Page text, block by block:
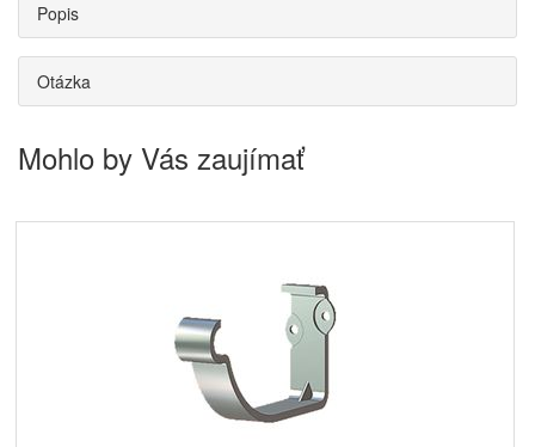
Popis
Otázka
Mohlo by Vás zaujímať